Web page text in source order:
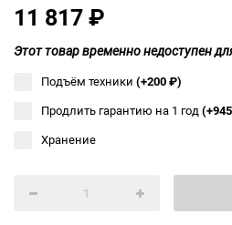
11 817₽
Этот товар временно недоступен
Подъём техники (+200₽)
Продлить гарантию на 1 год
Хранение